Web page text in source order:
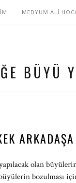
MEDYUM ALİ
BÜYÜ
olan
bozulması